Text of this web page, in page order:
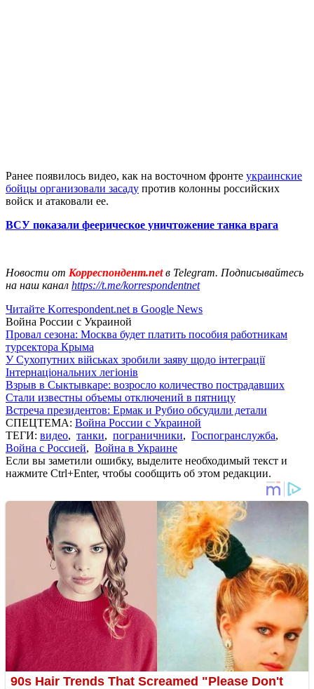
Ранее появилось видео, как на восточном фронте украинские
бойцы организовали засаду против колонны российских
войск и атаковали ее.
ВСУ показали феерическое уничтожение танка врага
Новости от Корреспондент.netв Telegram. Подписывайтесь
на наш канал https://t.me/korrespondentnet
Читайте Korrespondent.net в Google News
Война России с Украиной
Провал сезона: Москва будет платить пособия работникам
турсектора Крыма
У Сухопутних військах зробили заяву щодо інтеграції
Інтернаціональних легіонів
Взрыв в Сыктывкаре: возросло количество пострадавших
Стали известны объемы отключений в пятницу
Встреча президентов: Ермак и Рубио обсудили детали
СПЕЦТЕМА: Война России с Украиной
ТЕГИ: видео, танки, пограничники, Госпогранслужба,
Война с Россией, Война в Украине
Если вы заметили ошибку, выделите необходимый текст и
нажмите Ctrl+Enter, чтобы сообщить об этом редакции.